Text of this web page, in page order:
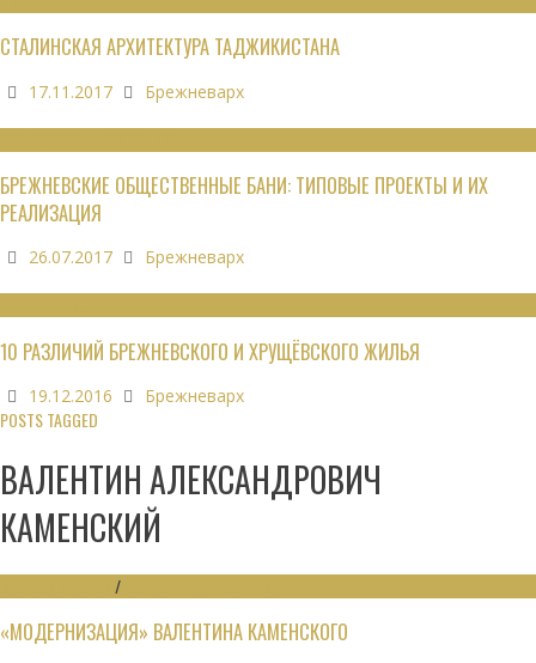
СТАЛИНСКАЯ АРХИТЕКТУРА ТАДЖИКИСТАНА
17.11.2017 Брежневарх
БРЕЖНЕВСКИЕ ОБЩЕСТВЕННЫЕ БАНИ: ТИПОВЫЕ ПРОЕКТЫ И ИХ
РЕАЛИЗАЦИЯ
26.07.2017 Брежневарх
10 РАЗЛИЧИЙ БРЕЖНЕВСКОГО И ХРУЩЁВСКОГО ЖИЛЬЯ
19.12.2016 Брежневарх
POSTS TAGGED
ВАЛЕНТИН АЛЕКСАНДРОВИЧ
КАМЕНСКИЙ
/
«МОДЕРНИЗАЦИЯ» ВАЛЕНТИНА КАМЕНСКОГО